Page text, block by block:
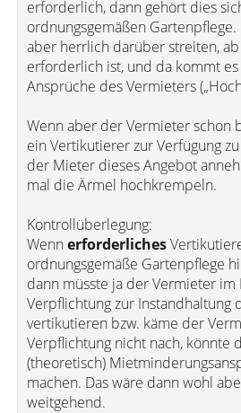
erforderlich, dann gehört dies
ordnungsgemäßen
aber herrlich darüber streiten,
erforderlich ist, und da kommt
Ansprüche des Vermieters
Wenn aber der Vermieter schon
ein Vertikutierer zur Verfügung
der Mieter dieses Angebot
mal die Ärmel hochkrempeln.
Kontrollüberlegung:
Wennerforderliches
ordnungsgemäße Gartenpflege
dann müsste ja der Vermieter im
Verpflichtung zur Instandhaltung
vertikutieren bzw. käme der
Verpflichtung nicht nach, könnte
(theoretisch)
machen. Das wäre dann wohl
weitgehend.